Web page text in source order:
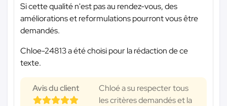
Si cette qualité n'est pas au rendez-vous, des
améliorations et reformulations pourront vous être
demandés.
Chloe-24813 a été choisi pour la rédaction de ce
texte.
Avis du client
Chloé a su respecter tous
les critères demandés et la